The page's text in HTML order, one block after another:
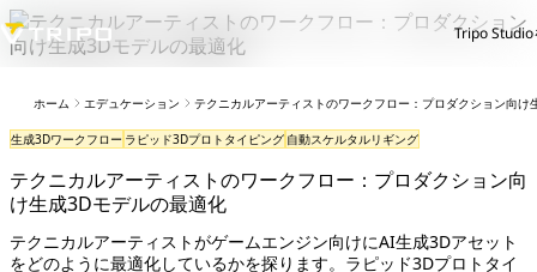
Tripo Studio
ホーム エデュケーション テクニカルアーティストのワークフロー：プロダクション向け
生成3Dワークフロー ラピッド3Dプロトタイピング 自動スケルタルリギング
テクニカルアーティストのワークフロー：プロダクション向
け生成3Dモデルの最適化
テクニカルアーティストがゲームエンジン向けにAI生成3Dアセット
をどのように最適化しているかを探ります。ラピッド3Dプロトタイ